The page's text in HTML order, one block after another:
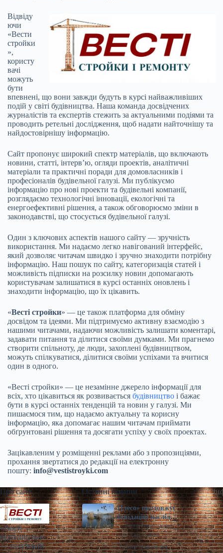
Відвіду
ючи
«Вести
стройки
»,
користу
вачі
можуть
бути
впевнені, що вони завжди будуть в курсі найважливіших
подій у світі будівництва. Наша команда досвідчених
журналістів та експертів стежить за актуальними подіями та
проводить ретельні дослідження, щоб надати найточнішу та
найдостовірнішу інформацію.
Сайт пропонує широкий спектр матеріалів, що включають
новини, статті, інтерв’ю, огляди проектів, аналітичні
матеріали та практичні поради для домовласників і
професіоналів будівельної галузі. Ми публікуємо
інформацію про нові проекти та будівельні компанії,
розглядаємо технологічні інновації, екологічні та
енергоефективні рішення, а також обговорюємо зміни в
законодавстві, що стосується будівельної галузі.
Один з ключових аспектів нашого сайту — зручність
використання. Ми надаємо легко навігований інтерфейс,
який дозволяє читачам швидко і зручно знаходити потрібну
інформацію. Наш пошук по сайту, категоризація статей і
можливість підписки на розсилку новин допомагають
користувачам залишатися в курсі останніх оновлень і
знаходити інформацію, що їх цікавить.
«Весті стройки» — це також платформа для обміну
досвідом та ідеями. Ми підтримуємо активну взаємодію з
нашими читачами, надаючи можливість залишати коментарі,
задавати питання та ділитися своїми думками. Ми прагнемо
створити спільноту, де люди, захоплені будівництвом,
можуть спілкуватися, ділитися своїми успіхами та вчитися
один в одного.
«Весті стройки» — це незамінне джерело інформації для
всіх, хто цікавиться як розвивається будівництво і бажає
бути в курсі останніх тенденцій та новин у галузі. Ми
пишаємося тим, що надаємо актуальну та корисну
інформацію, яка допомагає нашим читачам приймати
обґрунтовані рішення та досягати успіху у своїх проектах.
Зацікавленим у розміщенні реклами або з пропозиціями,
прохання звертатися до редакції на електронну
пошту: info@vestistroyki.com
Про сайт
«Весті
будівництва»
— галузевий
Останні новини
«Плесо» продовжує
ліквідацію наслідків
забруднення озера
Кирилівського та
струмка Сирець |
Ганна Герасименко
Сер 7, 2026
> Роботи тривали від